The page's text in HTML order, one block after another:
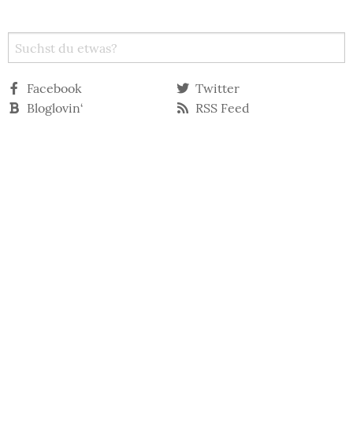
Facebook
Twitter
Bloglovin‘
RSS Feed